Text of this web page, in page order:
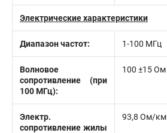
Электрические характеристики
Диапазон частот: 1-100 МГц
Волновое
сопротивление (при
100 МГц):
100 ±15 Ом
Электр.
сопротивление жилы
93,8 Ом/км